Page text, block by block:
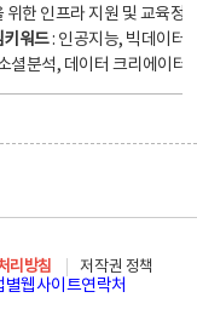
위한 인프라 지원 및 교육정
키워드: 인공지능, 빅데이터,
셜분석, 데이터 크리에이터
리방침
저작권 정책
별웹사이트연락처